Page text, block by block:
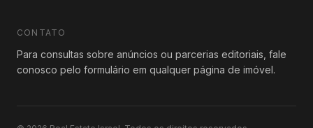
CONTATO
Para consultas sobre anúncios ou parcerias editoriais, fale
conosco pelo formulário em qualquer página de imóvel.